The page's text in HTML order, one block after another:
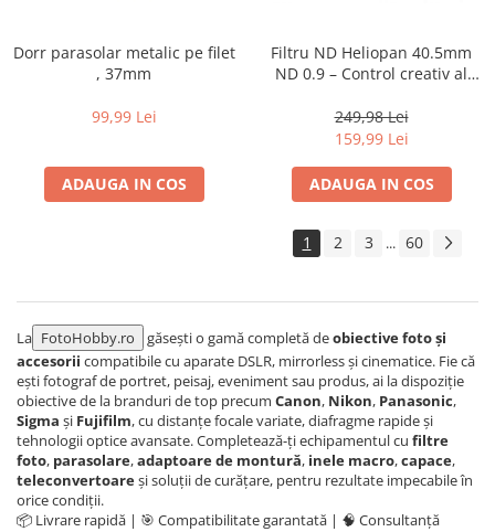
Telescoape
Aparate de colectie
Aparate foto de colectie reflex,
format 24x36mm
Aparate foto de colectie, cu burduf
Aparate foto de colectie , cu vizare
Aparate foto de colectie -
Miniaturi
Accesorii pt. aparate foto de
colectie
Aparate de colectie de tip Box-
Camera
Reviste, carti si software
Dorr parasolar metalic pe filet
, 37mm
99,99 Lei
ADAUGA IN COS
Filtru ND Heliopan 40.5mm
ND 0.9 – Control creativ al
249,98 Lei
159,99 Lei
ADAUGA IN COS
1 2 3 ... 60
La FotoHobby.ro găsești o gamă completă deobiective foto și
accesorii compatibile cu aparate DSLR, mirrorless și cinematice. Fie că
ești fotograf de portret, peisaj, eveniment sau produs, ai la dispoziție
obiective de la branduri de top precum Canon, Nikon, Panasonic,
Sigma și Fujifilm, cu distanțe focale variate, diafragme rapide și
tehnologii optice avansate. Completează-ți echipamentul cu filtre
foto, parasolare,adaptoare de montură, inele macro,capace,
teleconvertoareși soluții de curățare, pentru rezultate impecabile în
orice condiții.
📦 Livrare rapidă | 🎯 Compatibilitate garantată | 🧠 Consultanță